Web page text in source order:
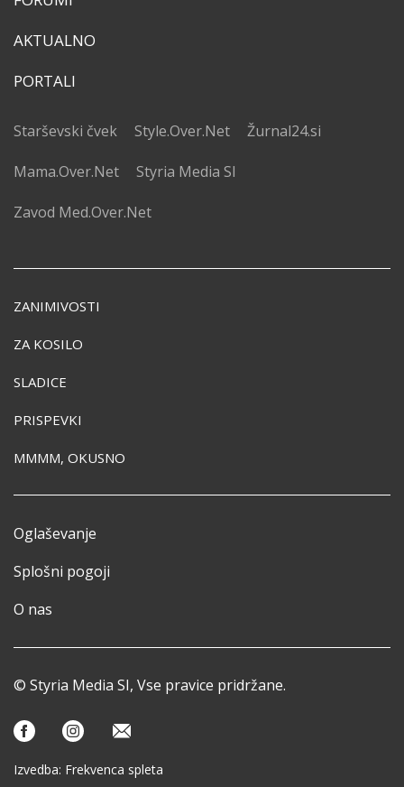
AKTUALNO
PORTALI
Starševski čvek Style.Over.Net Žurnal24.si
Mama.Over.Net Styria Media SI
Zavod Med.Over.Net
ZANIMIVOSTI
ZA KOSILO
SLADICE
PRISPEVKI
MMMM, OKUSNO
Oglaševanje
Splošni pogoji
O nas
© Styria Media SI, Vse pravice pridržane.
Izvedba: Frekvenca spleta